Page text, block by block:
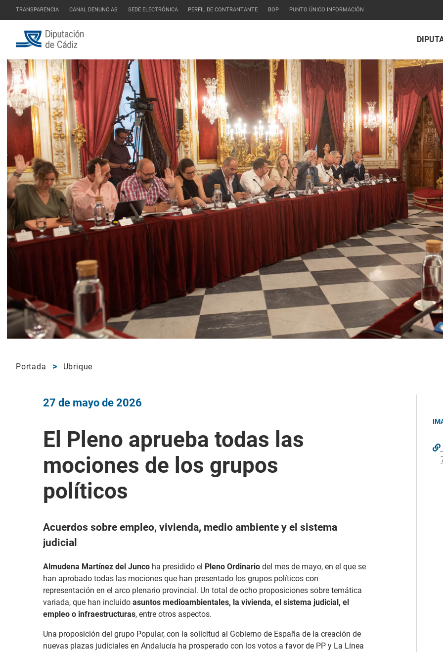
TRANSPARENCIA CANAL DENUNCIAS SEDE ELECTRÓNICA PERFIL DE CONTRANTANTE BOP PUNTO ÚNICO INFORMACIÓN
Portada Ubrique
27 de mayo de 2026
El Pleno aprueba todas las
mociones de los grupos
políticos
Acuerdos sobre empleo, vivienda, medio ambiente y el sistema
judicial
Almudena Martínez del Junco ha presidido el Pleno Ordinario del mes de mayo, en el que se
han aprobado todas las mociones que han presentado los grupos políticos con
representación en el arco plenario provincial. Un total de ocho proposiciones sobre temática
variada, que han incluido asuntos medioambientales, la vivienda, el sistema judicial, el
empleo o infraestructuras, entre otros aspectos.
Una proposición del grupo Popular, con la solicitud al Gobierno de España de la creación de
nuevas plazas judiciales en Andalucía ha prosperado con los votos a favor de PP y La Línea